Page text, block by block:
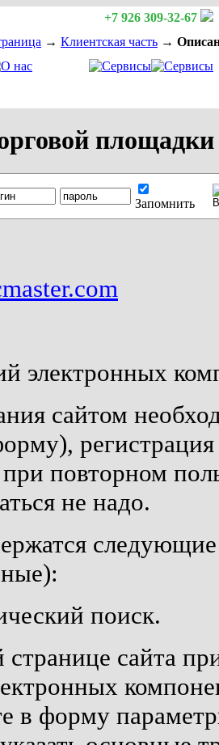
+7 926 309-32-67
→ Клиентская часть →
площадки
Запомнить
электронных
сайтом
повторном
не надо.
поиск.
странице сайта
в форму